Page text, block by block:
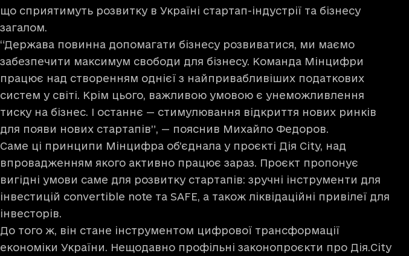
що сприятимуть розвитку в Україні стартап-індустрії та бізнесу
загалом.
“Держава повинна допомагати бізнесу розвиватися, ми маємо
забезпечити максимум свободи для бізнесу. Команда Мінцифри
працює над створенням однієї з найпривабливіших податкових
систем у світі. Крім цього, важливою умовою є унеможливлення
тиску на бізнес. І останнє — стимулювання відкриття нових ринків
для появи нових стартапів”, — пояснив Михайло Федоров.
Саме ці принципи Мінцифра об’єднала у проєкті Дія City, над
впровадженням якого активно працює зараз. Проєкт пропонує
вигідні умови саме для розвитку стартапів: зручні інструменти для
інвестицій convertible note та SAFE, а також ліквідаційні привілеї для
інвесторів.
До того ж, він стане інструментом цифрової трансформації
економіки України. Нещодавно профільні законопроєкти про Дія.City